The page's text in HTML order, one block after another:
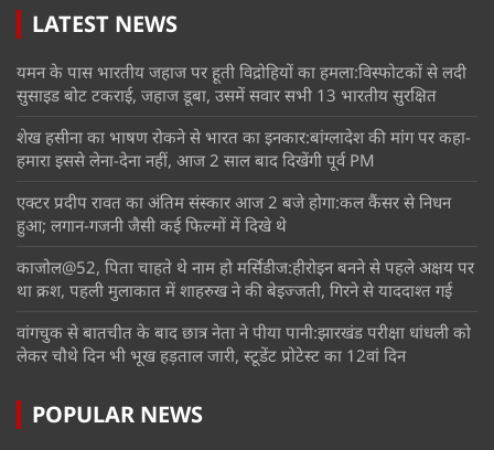
LATEST NEWS
यमन के पास भारतीय जहाज पर हूती विद्रोहियों का हमला:विस्फोटकों से लदी
सुसाइड बोट टकराई, जहाज डूबा, उसमें सवार सभी 13 भारतीय सुरक्षित
शेख हसीना का भाषण रोकने से भारत का इनकार:बांग्लादेश की मांग पर कहा-
हमारा इससे लेना-देना नहीं, आज 2 साल बाद दिखेंगी पूर्व PM
एक्टर प्रदीप रावत का अंतिम संस्कार आज 2 बजे होगा:कल कैंसर से निधन
हुआ; लगान-गजनी जैसी कई फिल्मों में दिखे थे
काजोल@52, पिता चाहते थे नाम हो मर्सिडीज:हीरोइन बनने से पहले अक्षय पर
था क्रश, पहली मुलाकात में शाहरुख ने की बेइज्जती, गिरने से याददाश्त गई
वांगचुक से बातचीत के बाद छात्र नेता ने पीया पानी:झारखंड परीक्षा धांधली को
लेकर चौथे दिन भी भूख हड़ताल जारी, स्टूडेंट प्रोटेस्ट का 12वां दिन
POPULAR NEWS